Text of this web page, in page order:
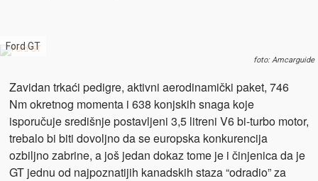
Ford GT
foto: Amcarguide
Zavidan trkaći pedigre, aktivni aerodinamički paket, 746
Nm okretnog momenta i 638 konjskih snaga koje
isporučuje središnje postavljeni 3,5 litreni V6 bi-turbo motor,
trebalo bi biti dovoljno da se europska konkurencija
ozbiljno zabrine, a još jedan dokaz tome je i činjenica da je
GT jednu od najpoznatijih kanadskih staza “odradio” za